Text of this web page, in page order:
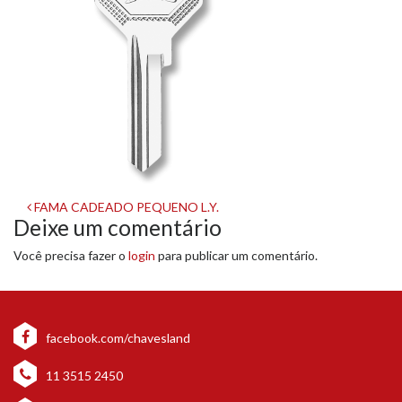
Navegação
de
post
FAMA CADEADO PEQUENO L.Y.
Deixe um comentário
Você precisa fazer o login para publicar um comentário.
facebook.com/chavesland
11 3515 2450